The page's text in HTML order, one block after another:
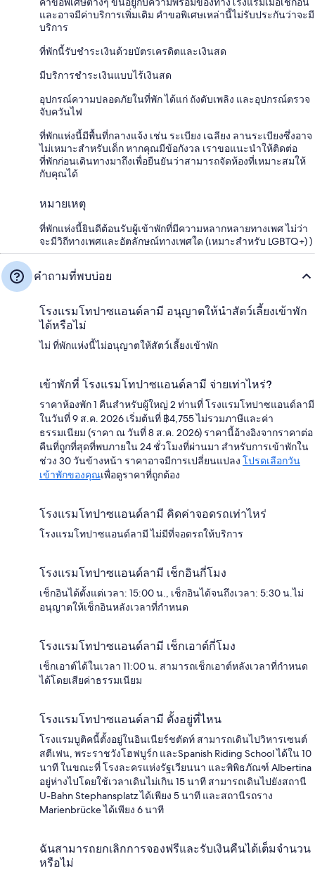
และอาจมีค่าบริการเพิ่มเติม คำขอพิเศษเหล่านี้ไม่รับประกันว่าจะมี
บริการ
ที่พักนี้รับชำระเงินด้วยบัตรเครดิตและเงินสด
มีบริการชำระเงินแบบไร้เงินสด
อุปกรณ์ความปลอดภัยในที่พัก ได้แก่ ถังดับเพลิง และอุปกรณ์ตรวจ
จับควันไฟ
ที่พักแห่งนี้มีพื้นที่กลางแจ้ง เช่น ระเบียง เฉลียง ลานระเบียงซึ่งอาจ
ไม่เหมาะสำหรับเด็ก หากคุณมีข้อกังวล เราขอแนะนำให้ติดต่อ
ที่พักก่อนเดินทางมาถึงเพื่อยืนยันว่าสามารถจัดห้องที่เหมาะสมให้
กับคุณได้
หมายเหตุ
ที่พักแห่งนี้ยินดีต้อนรับผู้เข้าพักที่มีความหลากหลายทางเพศ ไม่ว่า
จะมีวิถีทางเพศและอัตลักษณ์ทางเพศใด (เหมาะสำหรับ LGBTQ+) )
คำถามที่พบบ่อย
โรงแรมโทปาซแอนด์ลามี อนุญาตให้นำสัตว์เลี้ยงเข้าพัก
ได้หรือไม่
ไม่ ที่พักแห่งนี้ไม่อนุญาตให้สัตว์เลี้ยงเข้าพัก
เข้าพักที่ โรงแรมโทปาซแอนด์ลามี จ่ายเท่าไหร่?
ราคาห้องพัก 1 คืนสำหรับผู้ใหญ่ 2 ท่านที่ โรงแรมโทปาซแอนด์ลามี
ในวันที่ 9 ส.ค. 2026 เริ่มต้นที่ ฿4,755 ไม่รวมภาษีและค่า
ธรรมเนียม (ราคา ณ วันที่ 8 ส.ค. 2026) ราคานี้อ้างอิงจากราคาต่อ
คืนที่ถูกที่สุดที่พบภายใน 24 ชั่วโมงที่ผ่านมา สำหรับการเข้าพักใน
ช่วง 30 วันข้างหน้า ราคาอาจมีการเปลี่ยนแปลง โปรดเลือกวัน
เข้าพักของคุณเพื่อดูราคาที่ถูกต้อง
โรงแรมโทปาซแอนด์ลามี คิดค่าจอดรถเท่าไหร่
โรงแรมโทปาซแอนด์ลามี ไม่มีที่จอดรถให้บริการ
โรงแรมโทปาซแอนด์ลามี เช็กอินกี่โมง
เช็กอินได้ตั้งแต่เวลา: 15:00 น., เช็กอินได้จนถึงเวลา: 5:30 น.ไม่
อนุญาตให้เช็กอินหลังเวลาที่กำหนด
โรงแรมโทปาซแอนด์ลามี เช็กเอาต์กี่โมง
เช็กเอาต์ได้ในเวลา 11:00 น. สามารถเช็กเอาต์หลังเวลาที่กำหนด
ได้โดยเสียค่าธรรมเนียม
โรงแรมโทปาซแอนด์ลามี ตั้งอยู่ที่ไหน
โรงแรมบูติคนี้ตั้งอยู่ในอินเนียร์ชตัดท์ สามารถเดินไปวิหารเซนต์
สตีเฟน, พระราชวังโฮฟบูร์ก และSpanish Riding School ได้ใน 10
นาที ในขณะที่ โรงละครแห่งรัฐเวียนนา และพิพิธภัณฑ์ Albertina
อยู่ห่างไปโดยใช้เวลาเดินไม่เกิน 15 นาที สามารถเดินไปยังสถานี
U-Bahn Stephansplatz ได้เพียง 5 นาที และสถานีรถราง
Marienbrücke ได้เพียง 6 นาที
ฉันสามารถยกเลิกการจองฟรีและรับเงินคืนได้เต็มจำนวน
หรือไม่